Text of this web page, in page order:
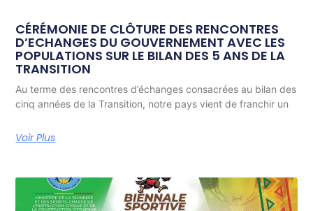
CÉRÉMONIE DE CLÔTURE DES RENCONTRES
D’ECHANGES DU GOUVERNEMENT AVEC LES
POPULATIONS SUR LE BILAN DES 5 ANS DE LA
TRANSITION
Au terme des rencontres d’échanges consacrées au bilan des
cinq années de la Transition, notre pays vient de franchir un
Voir Plus